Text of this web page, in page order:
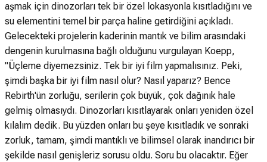
aşmak için dinozorları tek bir özel lokasyonla kısıtladığını ve
su elementini temel bir parça haline getirdiğini açıkladı.
Gelecekteki projelerin kaderinin mantık ve bilim arasındaki
dengenin kurulmasına bağlı olduğunu vurgulayan Koepp,
"Üçleme diyemezsiniz. Tek bir iyi film yapmalısınız. Peki,
şimdi başka bir iyi film nasıl olur? Nasıl yaparız? Bence
Rebirth'ün zorluğu, serilerin çok büyük, çok dağınık hale
gelmiş olmasıydı. Dinozorları kısıtlayarak onları yeniden özel
kılalım dedik. Bu yüzden onları bu şeye kısıtladık ve sonraki
zorluk, tamam, şimdi mantıklı ve bilimsel olarak inandırıcı bir
şekilde nasıl genişleriz sorusu oldu. Soru bu olacaktır. Eğer